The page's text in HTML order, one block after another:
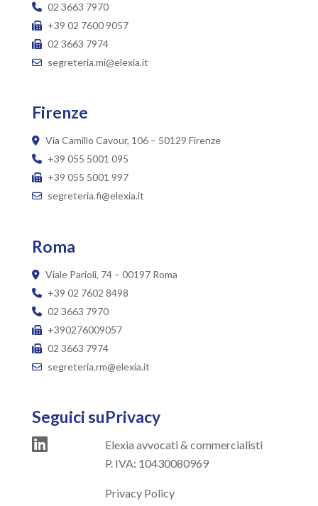
02 3663 7970
+39 02 7600 9057
02 3663 7974
segreteria.mi@elexia.it
Firenze
Via Camillo Cavour, 106 – 50129 Firenze
+39 055 5001 095
+39 055 5001 997
segreteria.fi@elexia.it
Roma
Viale Parioli, 74 – 00197 Roma
+39 02 7602 8498
02 3663 7970
+390276009057
02 3663 7974
segreteria.rm@elexia.it
Seguici suPrivacy
Elexia avvocati & commercialisti
P. IVA: 10430080969
Privacy Policy